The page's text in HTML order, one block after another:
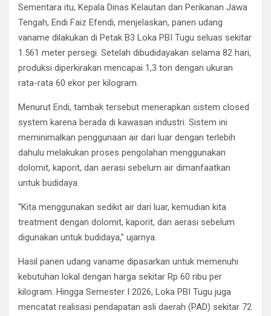
Sementara itu, Kepala Dinas Kelautan dan Perikanan Jawa
Tengah, Endi Faiz Efendi, menjelaskan, panen udang
vaname dilakukan di Petak B3 Loka PBI Tugu seluas sekitar
1.561 meter persegi. Setelah dibudidayakan selama 82 hari,
produksi diperkirakan mencapai 1,3 ton dengan ukuran
rata-rata 60 ekor per kilogram.
Menurut Endi, tambak tersebut menerapkan sistem closed
system karena berada di kawasan industri. Sistem ini
meminimalkan penggunaan air dari luar dengan terlebih
dahulu melakukan proses pengolahan menggunakan
dolomit, kaporit, dan aerasi sebelum air dimanfaatkan
untuk budidaya.
“Kita menggunakan sedikit air dari luar, kemudian kita
treatment dengan dolomit, kaporit, dan aerasi sebelum
digunakan untuk budidaya,” ujarnya.
Hasil panen udang vaname dipasarkan untuk memenuhi
kebutuhan lokal dengan harga sekitar Rp 60 ribu per
kilogram. Hingga Semester I 2026, Loka PBI Tugu juga
mencatat realisasi pendapatan asli daerah (PAD) sekitar 72